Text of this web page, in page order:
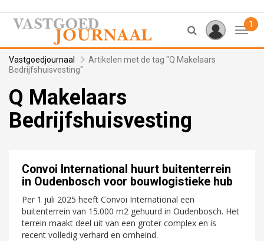
1
Vastgoedjournaal
Artikelen met de tag "Q Makelaars
Bedrijfshuisvesting"
Q Makelaars
Bedrijfshuisvesting
Convoi International huurt buitenterrein
in Oudenbosch voor bouwlogistieke hub
Per 1 juli 2025 heeft Convoi International een
buitenterrein van 15.000 m2 gehuurd in Oudenbosch. Het
terrein maakt deel uit van een groter complex en is
recent volledig verhard en omheind.